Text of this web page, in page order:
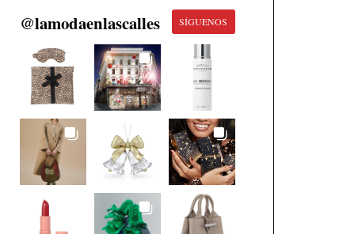
@lamodaenlascalles SÍGUENOS